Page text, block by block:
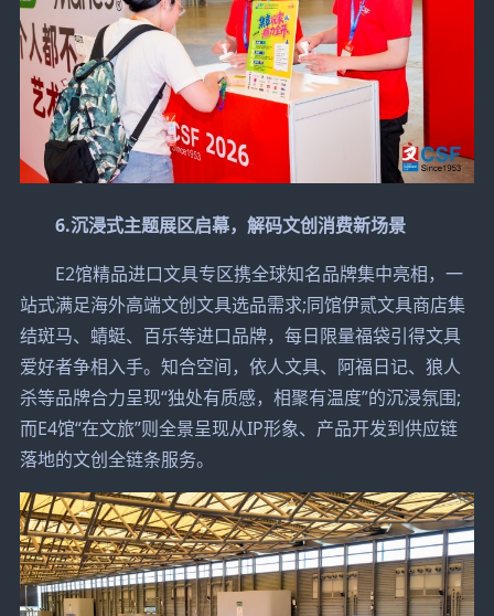
6.沉浸式主题展区启幕，解码文创消费新场景
E2馆精品进口文具专区携全球知名品牌集中亮相，一
站式满足海外高端文创文具选品需求;同馆伊贰文具商店集
结斑马、蜻蜓、百乐等进口品牌，每日限量福袋引得文具
爱好者争相入手。知合空间，依人文具、阿福日记、狼人
杀等品牌合力呈现“独处有质感，相聚有温度”的沉浸氛围;
而E4馆“在文旅”则全景呈现从IP形象、产品开发到供应链
落地的文创全链条服务。